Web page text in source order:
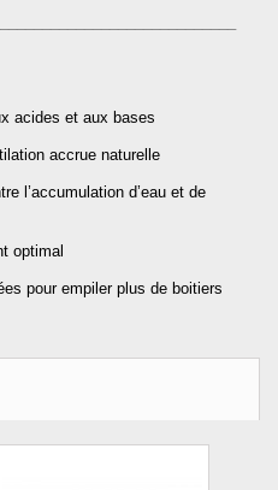
acides et aux bases
accrue naturelle
l’accumulation d’eau et de
optimal
pour empiler plus de boitiers